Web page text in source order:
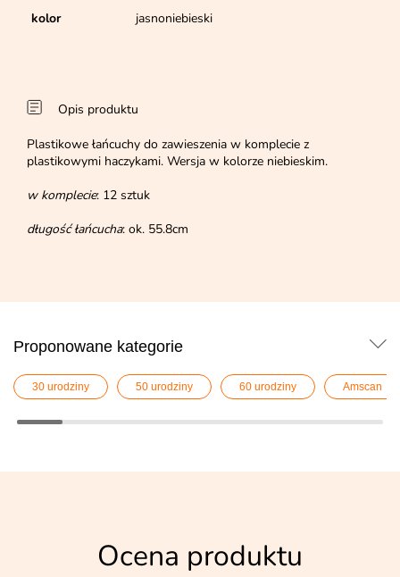
kolor jasnoniebieski
Opis produktu
Plastikowe łańcuchy do zawieszenia w komplecie z
plastikowymi haczykami. Wersja w kolorze niebieskim.
w komplecie: 12 sztuk
długość łańcucha: ok. 55.8cm
Proponowane kategorie
30 urodziny 50 urodziny 60 urodziny Amscan
Ocena produktu